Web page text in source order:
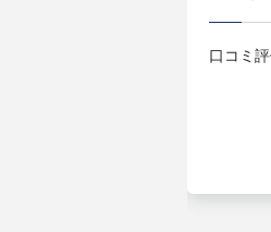
口コミ